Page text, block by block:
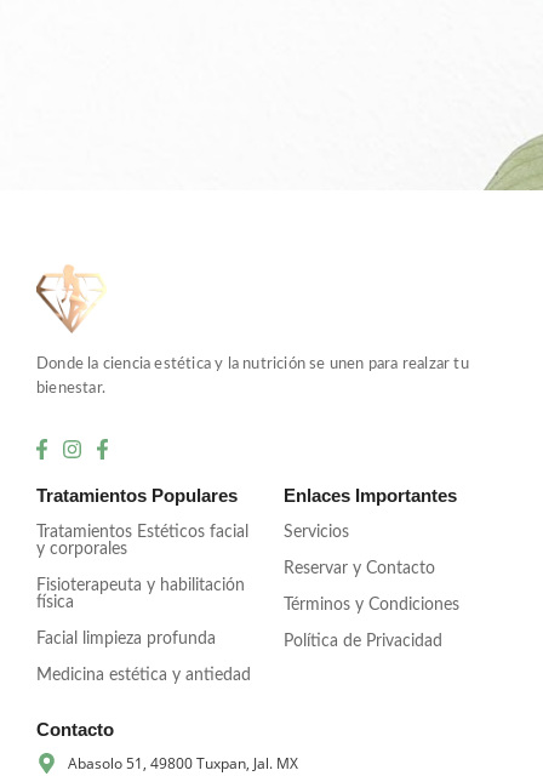
Donde la ciencia estética y la nutrición se unen para realzar tu
bienestar.
Tratamientos Populares
Tratamientos Estéticos facial
y corporales
Fisioterapeuta y habilitación
física
Facial limpieza profunda
Medicina estética y antiedad
Enlaces Importantes
Servicios
Reservar y Contacto
Términos y Condiciones
Política de Privacidad
Contacto
Abasolo 51, 49800 Tuxpan, Jal. MX